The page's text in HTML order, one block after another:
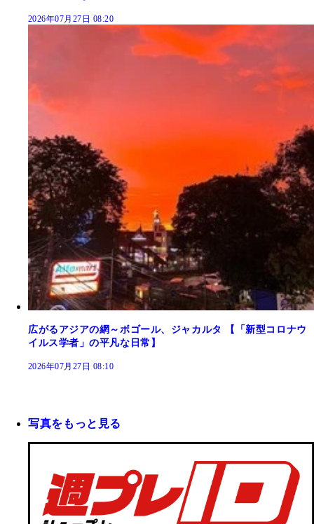
2026年07月27日 08:20
広がるアジアの網～ボゴール、ジャカルタ 【「新型コロナウ
イルス学者」の平凡な日常】
2026年07月27日 08:10
写真をもっと見る